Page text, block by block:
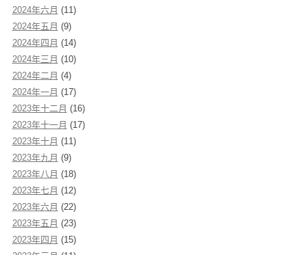
2024年六月 (11)
2024年五月 (9)
2024年四月 (14)
2024年三月 (10)
2024年二月 (4)
2024年一月 (17)
2023年十二月 (16)
2023年十一月 (17)
2023年十月 (11)
2023年九月 (9)
2023年八月 (18)
2023年七月 (12)
2023年六月 (22)
2023年五月 (23)
2023年四月 (15)